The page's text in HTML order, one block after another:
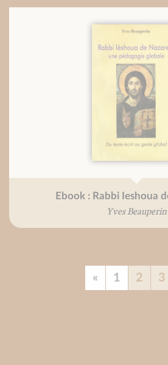
Ebook : Rabbi Ieshoua
Yves Beauperin
« 1 2 3